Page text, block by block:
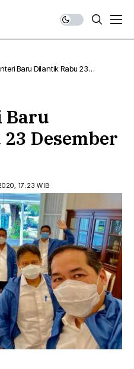
Baru Dilantik Rabu 23
Baru
Desember
17:23 WIB